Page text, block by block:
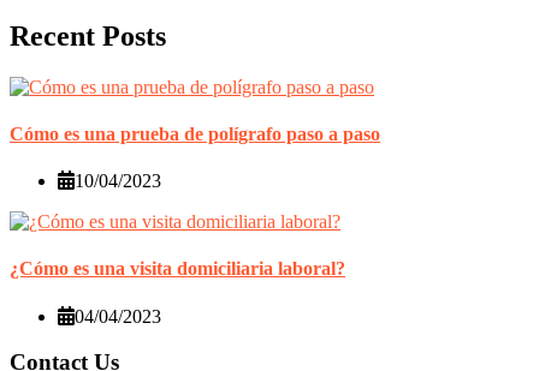
Recent Posts
Cómo es una prueba de polígrafo paso a paso
10/04/2023
¿Cómo es una visita domiciliaria laboral?
04/04/2023
Contact Us